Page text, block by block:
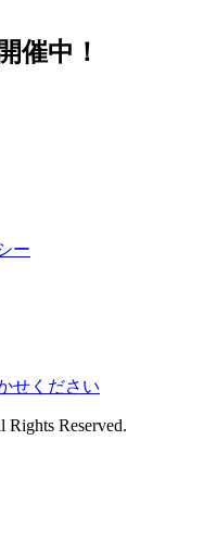
催中！
ー
せください
Reserved.